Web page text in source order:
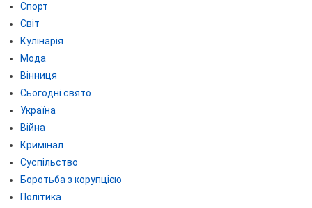
Спорт
Світ
Кулінарія
Мода
Вінниця
Сьогодні свято
Україна
Війна
Кримінал
Суспільство
Боротьба з корупцією
Політика